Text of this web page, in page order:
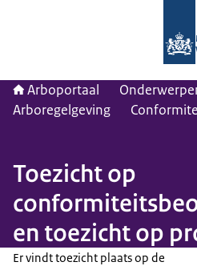
Arboportaal
Arboregelgeving
Toezicht op
en toezicht op
Er vindt toezicht plaats op de